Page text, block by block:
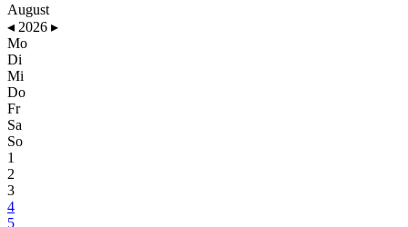
August
◂ 2026 ▸
Mo
Di
Mi
Do
Fr
Sa
So
1
2
3
4
5